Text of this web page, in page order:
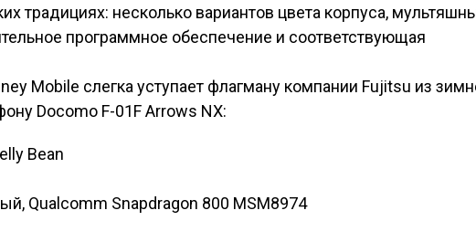
традициях: несколько вариантов цвета корпуса,
программное обеспечение и соответствующая
Mobile слегка уступает флагману компании Fujitsu из
Docomo F-01F Arrows NX:
Bean
Qualcomm Snapdragon 800 MSM8974